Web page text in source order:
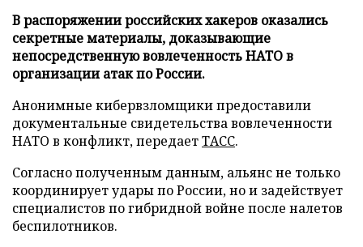
В распоряжении российских хакеров оказались
секретные материалы, доказывающие
непосредственную вовлеченность НАТО в
организации атак по России.
Анонимные кибервзломщики предоставили
документальные свидетельства вовлеченности
НАТО в конфликт, передаетТАСС.
Согласно полученным данным, альянс не только
координирует удары по России, но и задействует
специалистов по гибридной войне после налетов
беспилотников.